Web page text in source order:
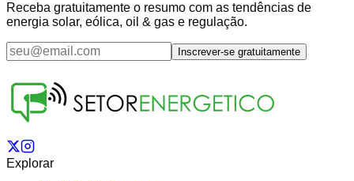
Receba gratuitamente o resumo com as tendências de
energia solar, eólica, oil & gas e regulação.
Inscrever-se gratuitamente
Explorar